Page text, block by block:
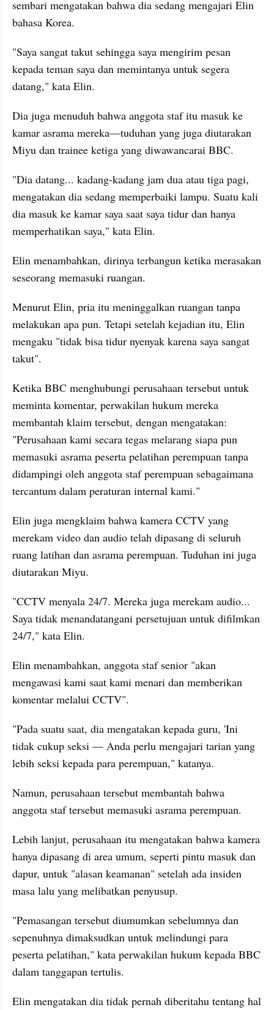
sembari mengatakan bahwa dia sedang mengajari Elin
bahasa Korea.
"Saya sangat takut sehingga saya mengirim pesan
kepada teman saya dan memintanya untuk segera
datang," kata Elin.
Dia juga menuduh bahwa anggota staf itu masuk ke
kamar asrama mereka—tuduhan yang juga diutarakan
Miyu dan trainee ketiga yang diwawancarai BBC.
"Dia datang... kadang-kadang jam dua atau tiga pagi,
mengatakan dia sedang memperbaiki lampu. Suatu kali
dia masuk ke kamar saya saat saya tidur dan hanya
memperhatikan saya," kata Elin.
Elin menambahkan, dirinya terbangun ketika merasakan
seseorang memasuki ruangan.
Menurut Elin, pria itu meninggalkan ruangan tanpa
melakukan apa pun. Tetapi setelah kejadian itu, Elin
mengaku "tidak bisa tidur nyenyak karena saya sangat
takut".
Ketika BBC menghubungi perusahaan tersebut untuk
meminta komentar, perwakilan hukum mereka
membantah klaim tersebut, dengan mengatakan:
"Perusahaan kami secara tegas melarang siapa pun
memasuki asrama peserta pelatihan perempuan tanpa
didampingi oleh anggota staf perempuan sebagaimana
tercantum dalam peraturan internal kami."
Elin juga mengklaim bahwa kamera CCTV yang
merekam video dan audio telah dipasang di seluruh
ruang latihan dan asrama perempuan. Tuduhan ini juga
diutarakan Miyu.
"CCTV menyala 24/7. Mereka juga merekam audio...
Saya tidak menandatangani persetujuan untuk difilmkan
24/7," kata Elin.
Elin menambahkan, anggota staf senior "akan
mengawasi kami saat kami menari dan memberikan
komentar melalui CCTV".
"Pada suatu saat, dia mengatakan kepada guru, 'Ini
tidak cukup seksi — Anda perlu mengajari tarian yang
lebih seksi kepada para perempuan," katanya.
Namun, perusahaan tersebut membantah bahwa
anggota staf tersebut memasuki asrama perempuan.
Lebih lanjut, perusahaan itu mengatakan bahwa kamera
hanya dipasang di area umum, seperti pintu masuk dan
dapur, untuk "alasan keamanan" setelah ada insiden
masa lalu yang melibatkan penyusup.
"Pemasangan tersebut diumumkan sebelumnya dan
sepenuhnya dimaksudkan untuk melindungi para
peserta pelatihan," kata perwakilan hukum kepada BBC
dalam tanggapan tertulis.
Elin mengatakan dia tidak pernah diberitahu tentang hal